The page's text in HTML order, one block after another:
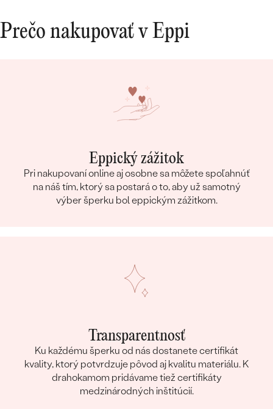
Prečo nakupovať v Eppi
Eppický zážitok
Pri nakupovaní online aj osobne sa môžete spoľahnúť
na náš tím, ktorý sa postará o to, aby už samotný
výber šperku bol eppickým zážitkom.
Transparentnosť
Ku každému šperku od nás dostanete certifikát
kvality, ktorý potvrdzuje pôvod aj kvalitu materiálu. K
drahokamom pridávame tiež certifikáty
medzinárodných inštitúcií.